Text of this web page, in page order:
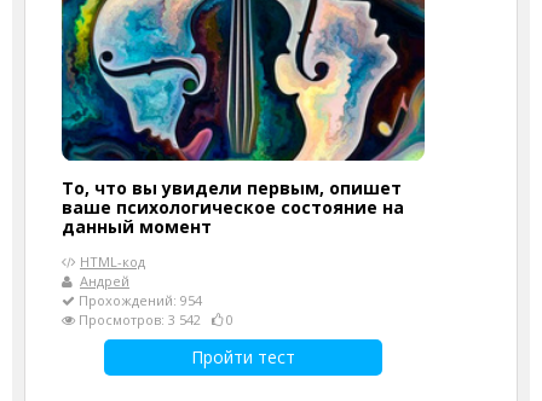
То, что вы увидели первым, опишет
ваше психологическое состояние на
данный момент
HTML-код
Андрей
Прохождений: 954
Просмотров: 3 542
0
Пройти тест